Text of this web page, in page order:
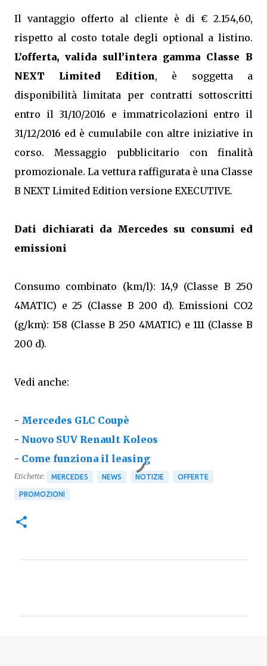
Il vantaggio offerto al cliente è di € 2.154,60,
rispetto al costo totale degli optional a listino.
L’offerta, valida sull’intera gamma Classe B
NEXT Limited Edition, è soggetta a
disponibilità limitata per contratti sottoscritti
entro il 31/10/2016 e immatricolazioni entro il
31/12/2016 ed è cumulabile con altre iniziative in
corso. Messaggio pubblicitario con finalità
promozionale. La vettura raffigurata è una Classe
B NEXT Limited Edition versione EXECUTIVE.
Dati dichiarati da Mercedes su consumi ed
emissioni
Consumo combinato (km/l): 14,9 (Classe B 250
4MATIC) e 25 (Classe B 200 d). Emissioni CO2
(g/km): 158 (Classe B 250 4MATIC) e 111 (Classe B
200 d).
Vedi anche:
- Mercedes GLC Coupè
- Nuovo SUV Renault Koleos
- Come funziona il leasing
Etichette: MERCEDES NEWS NOTIZIE OFFERTE
PROMOZIONI
m